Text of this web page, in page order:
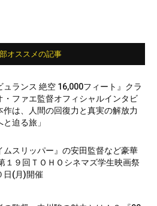
オススメの記事
ュランス 絶空 16,000フィート』クラ
・ファエ監督オフィシャルインタビ
作は、人間の回復力と真実の解放力
迫る旅」
ムスリッパー』の安田監督など豪華
１９回ＴＯＨＯシネマズ学生映画祭
日(月)開催